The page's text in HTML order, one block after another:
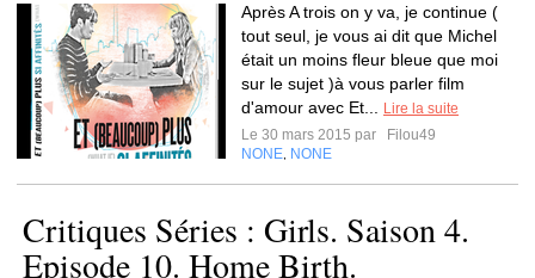
Après A trois on y va, je continue (
tout seul, je vous ai dit que Michel
était un moins fleur bleue que moi
sur le sujet )à vous parler film
d'amour avec Et...
Lire la suite
Le 30 mars 2015 par
Filou49
NONE NONE
Critiques Séries : Girls. Saison 4.
Episode 10. Home Birth.